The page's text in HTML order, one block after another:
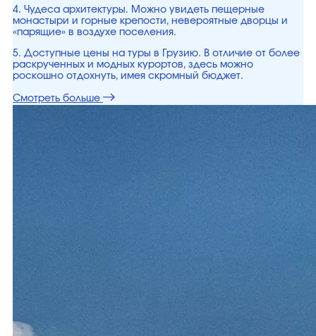
4. Чудеса архитектуры. Можно увидеть пещерные
монастыри и горные крепости, невероятные дворцы и
«парящие» в воздухе поселения.
5. Доступные цены на туры в Грузию. В отличие от более
раскрученных и модных курортов, здесь можно
роскошно отдохнуть, имея скромный бюджет.
Смотреть больше